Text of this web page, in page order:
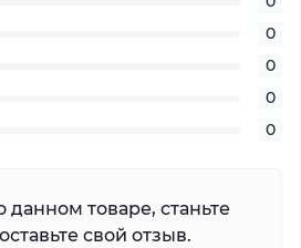
0
0
0
0
данном товаре, станьте
свой отзыв.